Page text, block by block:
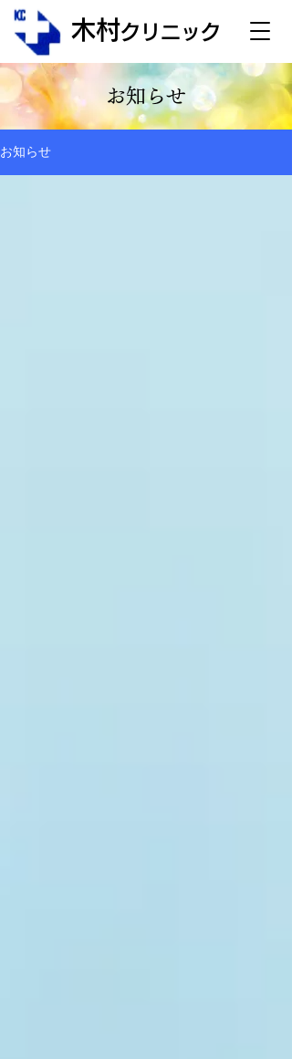
木村クリニック
お知らせ
お知らせ